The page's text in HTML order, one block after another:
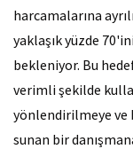
harcamalarına
yaklaşık yüzde
bekleniyor. Bu
verimli şekilde
yönlendirilmeye ve
sunan bir